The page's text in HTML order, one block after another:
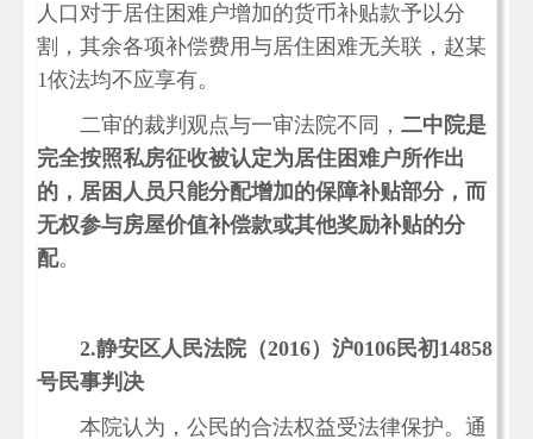
人口对于居住困难户增加的货币补贴款予以分
割，其余各项补偿费用与居住困难无关联，赵某
1依法均不应享有。
二审的裁判观点与一审法院不同， 二中院是
完全按照私房征收被认定为居住困难户所作出
的，居困人员只能分配增加的保障补贴部分，而
无权参与房屋价值补偿款或其他奖励补贴的分
配。
2.静安区人民法院（2016）沪0106民初14858
号民事判决
本院认为，公民的合法权益受法律保护。通